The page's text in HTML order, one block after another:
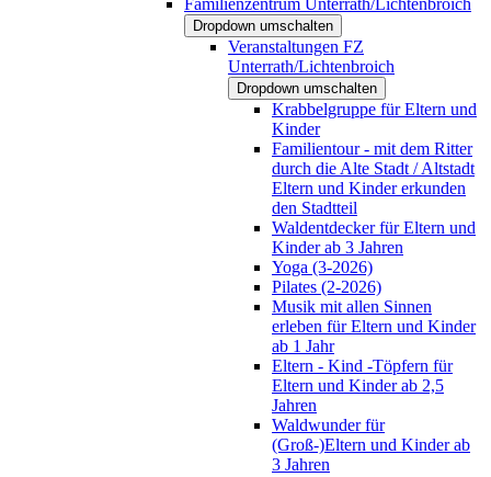
Dropdown umschalten
Veranstaltungen FZ
Unterrath/Lichtenbroich
Dropdown umschalten
Krabbelgruppe für Eltern und
Kinder
Familientour - mit dem Ritter
durch die Alte Stadt / Altstadt
Eltern und Kinder erkunden
den Stadtteil
Waldentdecker für Eltern und
Kinder ab 3 Jahren
Yoga (3-2026)
Pilates (2-2026)
Musik mit allen Sinnen
erleben für Eltern und Kinder
ab 1 Jahr
Eltern - Kind -Töpfern für
Eltern und Kinder ab 2,5
Jahren
Waldwunder für
(Groß-)Eltern und Kinder ab
3 Jahren